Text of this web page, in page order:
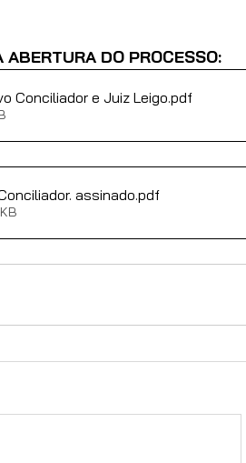
DO PROCESSO:
Conciliador e Juiz Leigo.pdf
assinado.pdf